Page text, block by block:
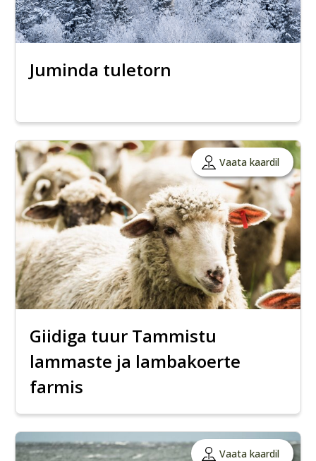
Juminda tuletorn
Vaata kaardil
Giidiga tuur Tammistu
lammaste ja lambakoerte
farmis
Vaata kaardil